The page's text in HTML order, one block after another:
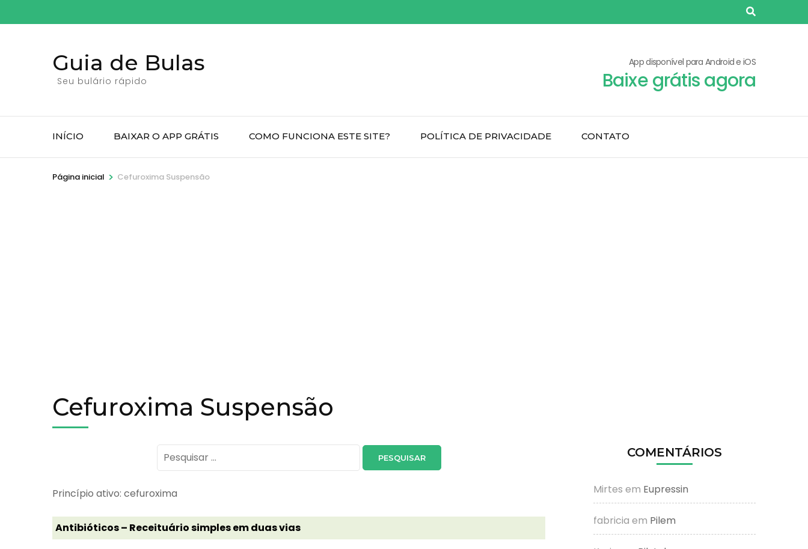
para
Guia de Bulas
Seu bulário rápido
App disponível para Android e iOS
Baixe grátis agora
INÍCIO BAIXAR O APP GRÁTIS COMO FUNCIONA ESTE SITE? POLÍTICA DE PRIVACIDADE CONTATO
Página inicial > Cefuroxima Suspensão
Cefuroxima Suspensão
Pesquisar
por:
Princípio ativo: cefuroxima
Antibióticos – Receituário simples em duas vias
COMENTÁRIOS
Mirtes em Eupressin
fabricia em Pilem